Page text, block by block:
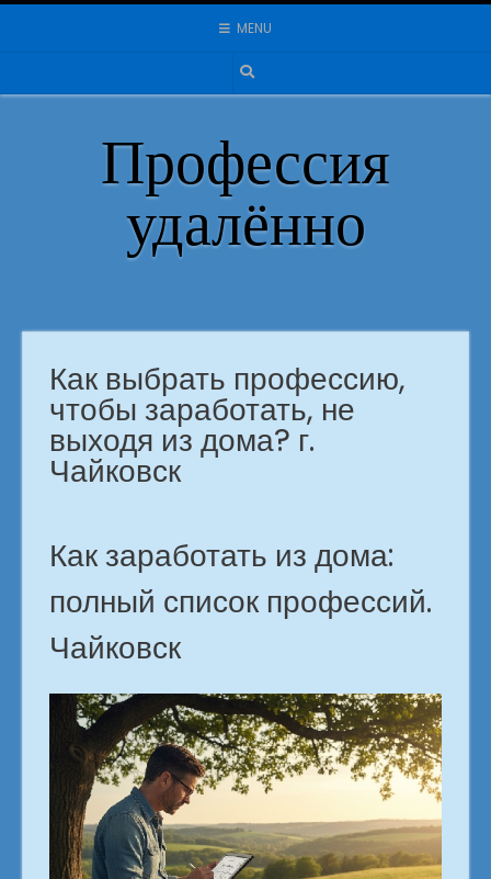
Skip
MENU
Профессия
удалённо
Как выбрать профессию,
чтобы заработать, не
выходя из дома? г.
Чайковск
Как заработать из дома:
полный список профессий.
Чайковск